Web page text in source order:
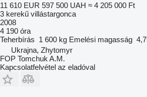
11 610 EUR 597 500 UAH ≈ 4 205 000 Ft
3 kerekű villástargonca
2008
4 190 óra
Teherbírás 1 600 kg Emelési magasság
Ukrajna, Zhytomyr
FOP Tomchuk A.M.
Kapcsolatfelvétel az eladóval